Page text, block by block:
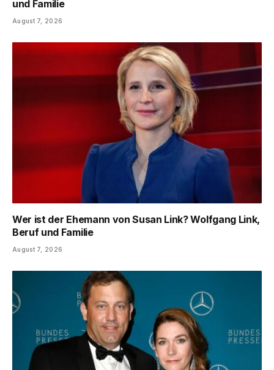
und Familie
August 7, 2026
Wer ist der Ehemann von Susan Link? Wolfgang Link,
Beruf und Familie
August 7, 2026